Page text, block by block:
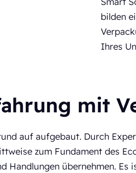
bilden
Ihres
mit
auf aufgebaut. Durch
zum Fundament des
Handlungen übernehmen. Es